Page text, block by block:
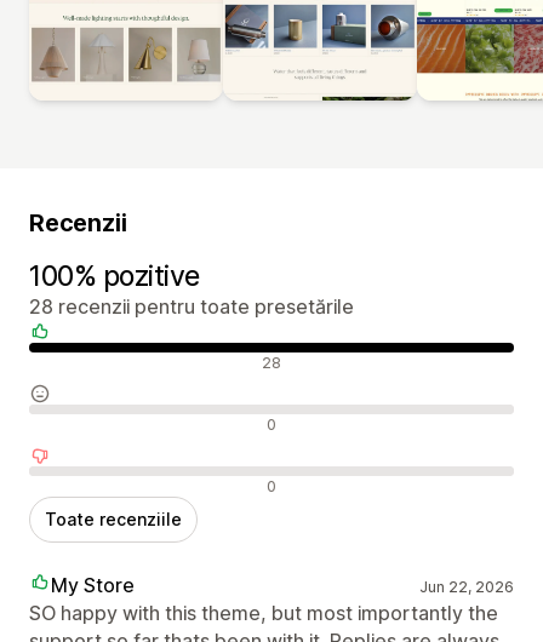
Recenzii
100% pozitive
28 recenzii pentru toate presetările
Recenzii pozitive 28
Recenzii neutre 0
Recenzii negative 0
Toate recenziile
My Store Jun 22, 2026
SO happy with this theme, but most importantly the